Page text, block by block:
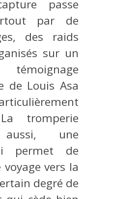
passe
par de
des raids
sur un
de Louis Asa
tromperie
aussi, une
permet de
vers la
degré de